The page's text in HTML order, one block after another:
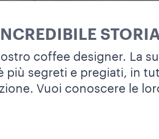
coffee designer. La
più segreti e pregiati, in
Vuoi conoscere le